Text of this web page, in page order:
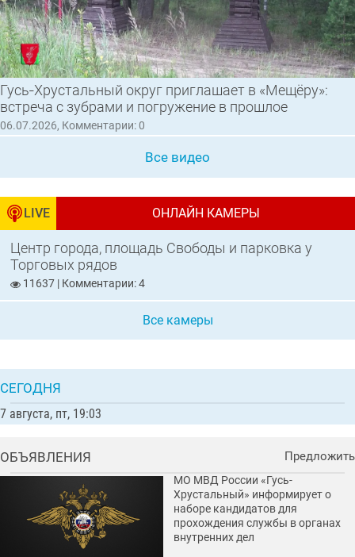
Гусь‑Хрустальный округ приглашает в «Мещёру»:
встреча с зубрами и погружение в прошлое
06.07.2026, Комментарии: 0
Все видео
LIVE ОНЛАЙН КАМЕРЫ
Центр города, площадь Свободы и парковка у
Торговых рядов
11637 | Комментарии: 4
Все камеры
СЕГОДНЯ
7 августа, пт, 19:03
ОБЪЯВЛЕНИЯ Предложить
МО МВД России «Гусь-
Хрустальный» информирует о
наборе кандидатов для
прохождения службы в органах
внутренних дел